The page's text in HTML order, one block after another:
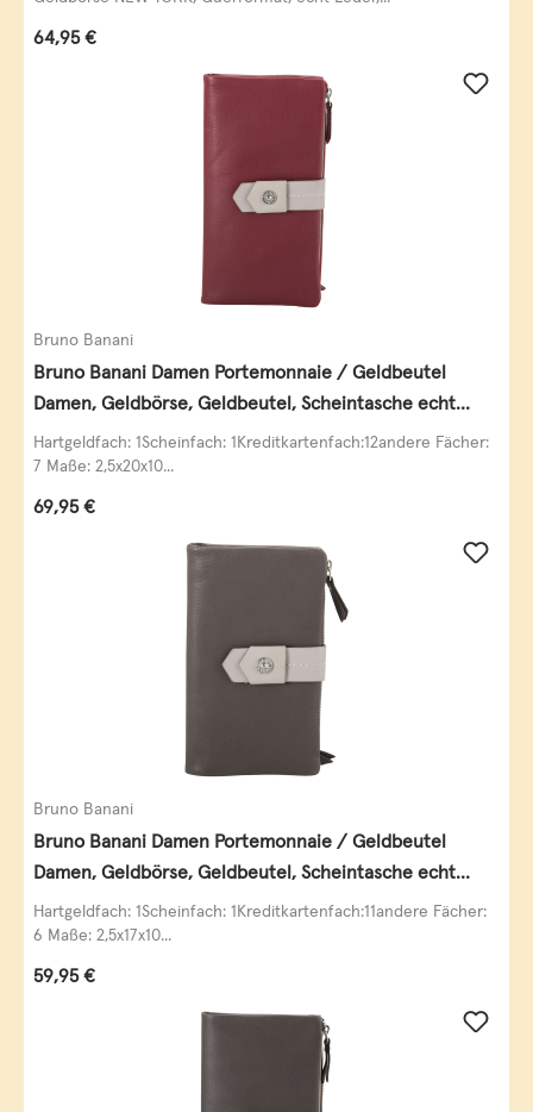
Regulärer Preis:
64,95 €
Bruno Banani
Bruno Banani Damen Portemonnaie / Geldbeutel
Damen, Geldbörse, Geldbeutel, Scheintasche echt
Leder
Hartgeldfach: 1Scheinfach: 1Kreditkartenfach:12andere Fächer:
7 Maße: 2,5x20x10...
Regulärer Preis:
69,95 €
Bruno Banani
Bruno Banani Damen Portemonnaie / Geldbeutel
Damen, Geldbörse, Geldbeutel, Scheintasche echt
Leder
Hartgeldfach: 1Scheinfach: 1Kreditkartenfach:11andere Fächer:
6 Maße: 2,5x17x10...
Regulärer Preis:
59,95 €